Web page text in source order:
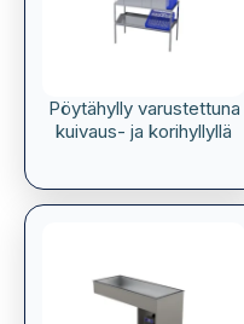
Pöytähylly varustettuna
kuivaus- ja korihyllyllä